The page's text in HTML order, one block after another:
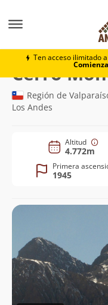
Ten acceso ilimitado
Cerro
Región de
Los Andes
Altitud
4.772m
Primera
1945